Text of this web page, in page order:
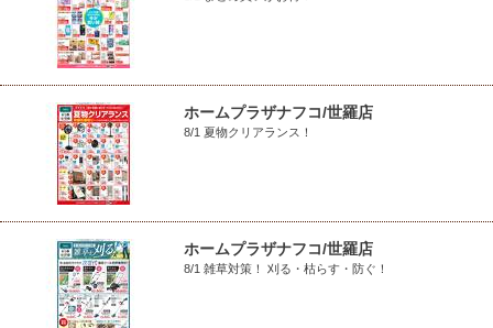
ホームプラザナフコ/世羅店
8/1 夏物クリアランス！
ホームプラザナフコ/世羅店
8/1 雑草対策！ 刈る・枯らす・防ぐ！